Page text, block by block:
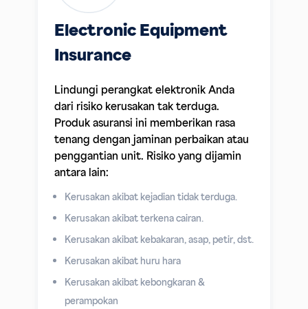
Electronic Equipment
Insurance
Lindungi perangkat elektronik Anda
dari risiko kerusakan tak terduga.
Produk asuransi ini memberikan rasa
tenang dengan jaminan perbaikan atau
penggantian unit. Risiko yang dijamin
antara lain:
Kerusakan akibat kejadian tidak terduga.
Kerusakan akibat terkena cairan.
Kerusakan akibat kebakaran, asap, petir, dst.
Kerusakan akibat huru hara
Kerusakan akibat kebongkaran &
perampokan